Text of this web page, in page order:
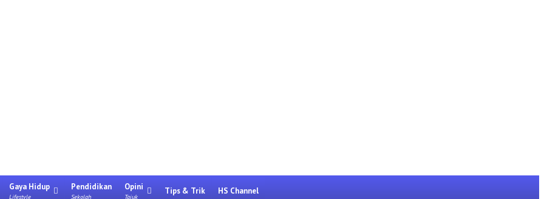
Gaya Hidup
Lifestyle
Pendidikan
Sekolah
Opini
Tajuk
Tips & Trik HS Channel